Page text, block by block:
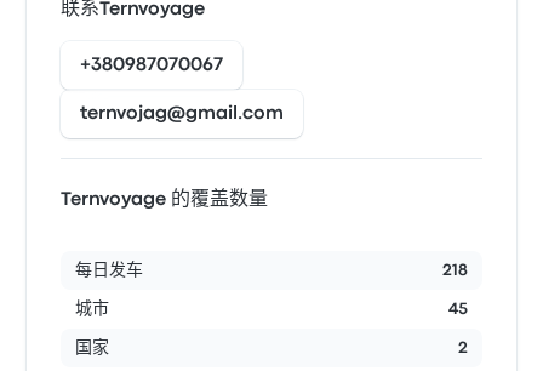
联系Ternvoyage
+380987070067
ternvojag@gmail.com
Ternvoyage 的覆盖数量
每日发车 218
城市 45
国家 2